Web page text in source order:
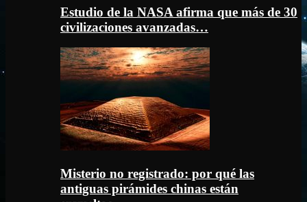
Estudio de la NASA afirma que más de 30
civilizaciones avanzadas…
Misterio no registrado: por qué las
antiguas pirámides chinas están